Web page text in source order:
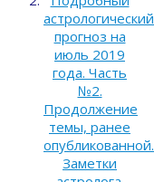
астрологический
прогноз на
июль 2019
года. Часть
№2.
Продолжение
темы, ранее
опубликованной.
Заметки